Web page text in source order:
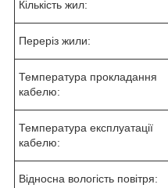
Кількість жил:
Переріз жили:
Температура прокладання
кабелю:
Температура експлуатації
кабелю:
Відносна вологість повітря: